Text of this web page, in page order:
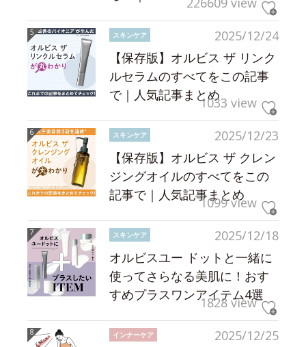
2025/12/24
スキンケア
【保存版】オルビス ザ リンク
ルセラムのすべてをこの記事
で｜人気記事まとめ1033 view
2025/12/23
スキンケア
【保存版】オルビス ザ クレン
ジングオイルのすべてをこの
記事で｜人気記事まとめ
1099 view
2025/12/18
スキンケア
オルビスユー ドットと一緒に
使ってさらなる美肌に！おす
すめプラスワンアイテム4選
1828 view
2025/12/25
インナーケア